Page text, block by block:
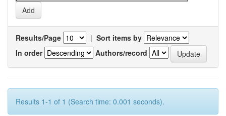
Results/Page | Sort items by
In order
Authors/record
Results 1-1 of 1 (Search time: 0.001 seconds).